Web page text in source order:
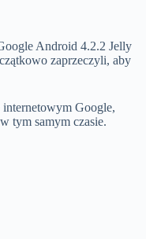
Android 4.2.2 Jelly
zaprzeczyli, aby
Google,
tym samym czasie.